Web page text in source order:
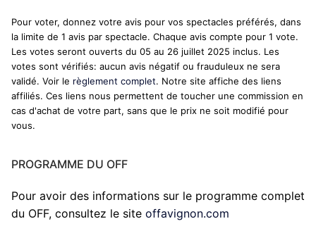
Pour voter, donnez votre avis pour vos spectacles préférés, dans
la limite de 1 avis par spectacle. Chaque avis compte pour 1 vote.
Les votes seront ouverts du 05 au 26 juillet 2025 inclus. Les
votes sont vérifiés: aucun avis négatif ou frauduleux ne sera
validé. Voir le règlement complet. Notre site affiche des liens
affiliés. Ces liens nous permettent de toucher une commission en
cas d'achat de votre part, sans que le prix ne soit modifié pour
vous.
PROGRAMME DU OFF
Pour avoir des informations sur le programme complet
du OFF, consultez le site offavignon.com